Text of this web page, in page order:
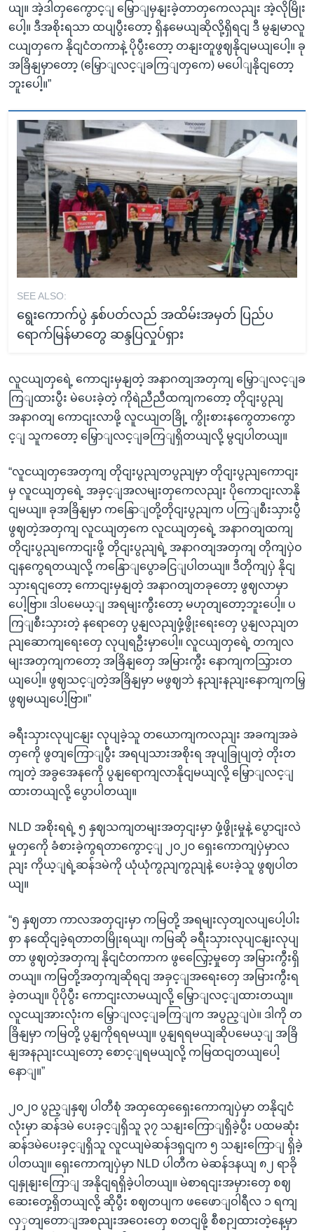
ယျ။ အဲ့ဒါတှကွေောင့ျ မြှောျမှနျးခဲ့တာတှကေလညျး အဲ့လိုမြိုး
ပေါ့။ ဒီအစိုးရသာ ထပျပွီးတော့ ရှိနမေယျဆိုလို့ရှိရငျ ဒီ မွနျမာလူ
ငယျတှကေ နိုငျငံတကာနဲ့ ပိုပွီးတော့ တနျးတူဖွဈနိုငျမယျပေါ့။ ခု
အခြိနျမှာတော့ (မြှောျလင့ျခကြျတှကေ) မပေါျနိုငျတော့
ဘူးပေါ့။”
SEE ALSO:
ရွေးကောက်ပွဲ နှစ်ပတ်လည် အထိမ်းအမှတ် ပြည်ပ
ရောက်မြန်မာတွေ ဆန္ဒပြလှုပ်ရှား
လူငယျတှရေဲ့ ကောငျးမှနျတဲ့ အနာဂတျအတှကျ မြှောျလင့ျခ
ကြျထားပွီး မဲပေးခဲ့တဲ့ ကိုရဲညီညီထကျကတော့ တိုငျးပွညျ
အနာဂတျ ကောငျးလာဖို့ လူငယျတခြို့ ကွိုးစားနကွေတာကွော
င့ျ သူကတော့ မြှောျလင့ျခကြျရှိတယျလို့ မွငျပါတယျ။
“လူငယျတှအေတှကျ တိုငျးပွညျတပွညျမှာ တိုငျးပွညျကောငျး
မှ လူငယျတှရေဲ့ အခှင့ျအလမျးတှကေလညျး ပိုကောငျးလာနို
ငျမယျ။ ခုအခြိနျမှာ ကနြောျတို့တိုငျးပွညျက ပကြျစီးသှားပွီ
ဖွဈတဲ့အတှကျ လူငယျတှကေ လူငယျတှရေဲ့ အနာဂတျထကျ
တိုငျးပွညျကောငျးဖို့ တိုငျးပွညျရဲ့ အနာဂတျအတှကျ တိုကျပှဲဝ
ငျနကွေရတယျလို့ ကနြောျပွောခငြျပါတယျ။ ဒီတိုကျပှဲ နိုငျ
သှားရငျတော့ ကောငျးမှနျတဲ့ အနာဂတျတခုတော့ ဖွဈလာမှာ
ပေါ့ဗြာ။ ဒါပမေယ့ျ အရမျးကွီးတော့ မဟုတျတော့ဘူးပေါ့။ ပ
ကြျစီးသှားတဲ့ နရောတှေ ပွနျလညျဖှံ့ဖွိုးရေးတှေ ပွနျလညျတ
ညျဆောကျရေးတှေ လုပျရဦးမှာပေါ့။ လူငယျတှရေဲ့ တကျလ
မျးအတှကျကတော့ အခြိနျတှေ အမြားကွီး နောကျကသြှားတ
ယျပေါ့။ ဖွဈသင့ျတဲ့အခြိနျမှာ မဖွဈဘဲ နညျးနညျးနောကျကမြှ
ဖွဈမယျပေါ့ဗြာ။”
ခရီးသှားလုပျငနျး လုပျခဲ့သူ တယောကျကလညျး အခကျအခဲ
တှကေို ဖွတျကြောျပွီး အရပျသားအစိုးရ အုပျခြုပျတဲ့ တိုးတ
ကျတဲ့ အခွအေနကေို ပွနျရောကျလာနိုငျမယျလို့ မြှောျလင့ျ
ထားတယျလို့ ပွောပါတယျ။
NLD အစိုးရရဲ့ ၅ နှဈသကျတမျးအတှငျးမှာ ဖှံ့ဖွိုးမှုနဲ့ ပွောငျးလဲ
မှုတှကေို ခံစားခဲ့ကွရတာကွောင့ျ ၂၀၂၀ ရှေးကောကျပှဲမှာလ
ညျး ကိုယ့ျရဲ့ဆန်ဒမဲကို ယုံယုံကွညျကွညျနဲ့ ပေးခဲ့သူ ဖွဈပါတ
ယျ။
“၅ နှဈတာ ကာလအတှငျးမှာ ကမြတို့ အရမျးလှတျလပျပေါ့ပါး
စှာ နထေိုငျခဲ့ရတာတမြိုးရယျ၊ ကမြဆို ခရီးသှားလုပျငနျးလုပျ
တာ ဖွဈတဲ့အတှကျ နိုငျငံတကာက ဖွလြှေော့မှုတှေ အမြားကွီးရှိ
တယျ။ ကမြတို့အတှကျဆိုရငျ အခှင့ျအရေးတှေ အမြားကွီးရ
ခဲ့တယျ။ ပိုပိုပွီး ကောငျးလာမယျလို့ မြှောျလင့ျထားတယျ။
လူငယျအားလုံးက မြှောျလင့ျခကြျက အပွည့ျပဲ။ ဒါကို တ
ခြိနျမှာ ကမြတို့ ပွနျကိုရရမယျ။ ပွနျရရမယျဆိုပမေယ့ျ အခြိ
နျအနညျးငယျတော့ စောင့ျရမယျလို့ ကမြထငျတယျပေါ့
နောျ။”
၂၀၂၀ ပွည့ျနှဈ ပါတီစုံ အထှထှေရှေေးကောကျပှဲမှာ တနိုငျငံ
လုံးမှာ ဆန်ဒမဲ ပေးခှင့ျရှိသူ ၃၇ သနျးကြောျရှိခဲ့ပွီး ပထမဆုံး
ဆန်ဒမဲပေးခှင့ျရှိသူ လူငယျမဲဆန်ဒရှငျက ၅ သနျးကြောျ ရှိခဲ့
ပါတယျ။ ရှေးကောကျပှဲမှာ NLD ပါတီက မဲဆန်ဒနယျ ၈၂ ရာခို
ငျနှုနျးကြောျ အနိုငျရရှိခဲ့ပါတယျ။ မဲစာရငျးအမှားတှေ စဈ
ဆေးတှေ့ရှိတယျလို့ ဆိုပွီး စဈတပျက ဖဖေောျဝါရီလ ၁ ရကျ
လှှတျတောျအစညျးအဝေးတှေ စတငျဖို့ စီစဉျထားတဲ့နေ့မှာ